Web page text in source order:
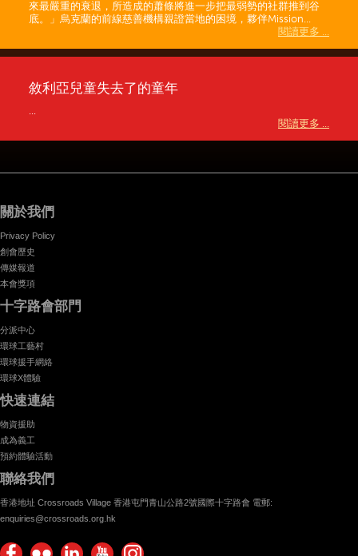
來最嚴重的衰退，所造成的蕭條將進一步把最弱勢的社群推到谷
底。」烏克蘭的前線慈善機構親證當地的困境，夥伴Mission...
閱讀更多 ...
敘利亞兒童失去了的童年
...
閱讀更多 ...
關於我們
Privacy Policy
創會歷史
傳媒報道
本會獎項
十字路會部門
分派中心
環球工藝村
環球援手網絡
環球X體驗
快速連結
物資援助
成為義工
預約體驗活動
聯絡我們
香港地址 Crossroads Village 香港屯門青山公路2號國際十字路會 電郵:
enquiries@crossroads.org.hk